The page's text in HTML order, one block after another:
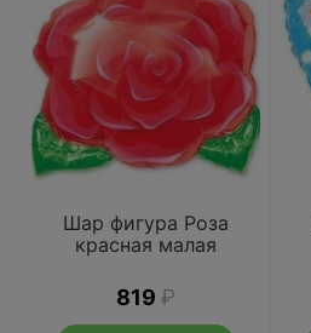
Шар фигура Роза
красная малая
819 ₽